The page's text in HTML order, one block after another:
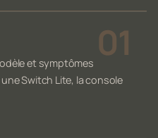
et symptômes
Switch Lite, la console